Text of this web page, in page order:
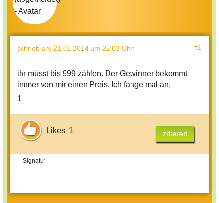
schrieb am 21.01.2014 um 22:03 Uhr: #1
ihr müsst bis 999 zählen. Der Gewinner bekommt
immer von mir einen Preis. Ich fange mal an.
1
Likes: 1 zitieren
- Signatur -